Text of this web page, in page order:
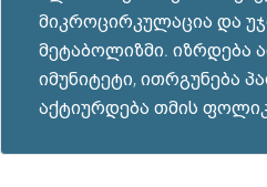
მიკროცირკულაცია და
მეტაბოლიზმი. იზრდება
იმუნიტეტი, ითრგუნება
აქტიურდება თმის